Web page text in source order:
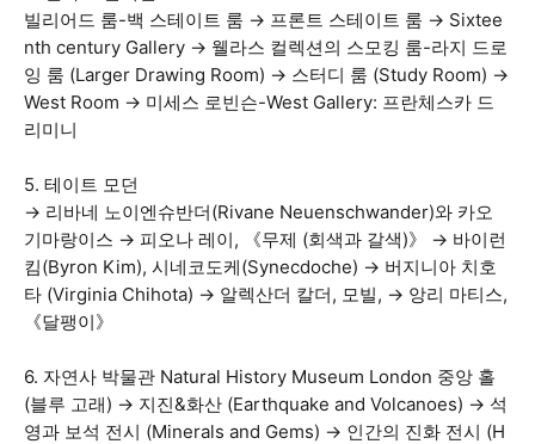
빌리어드 룸-백 스테이트 룸 → 프론트 스테이트 룸 → Sixtee
nth century Gallery → 웰라스 컬렉션의 스모킹 룸-라지 드로
잉 룸 (Larger Drawing Room) → 스터디 룸 (Study Room) →
West Room → 미세스 로빈슨-West Gallery: 프란체스카 드
리미니
5. 테이트 모던
→ 리바네 노이엔슈반더(Rivane Neuenschwander)와 카오
기마랑이스 → 피오나 레이, 《무제 (회색과 갈색)》 → 바이런
킴(Byron Kim), 시네코도케(Synecdoche) → 버지니아 치호
타 (Virginia Chihota) → 알렉산더 칼더, 모빌, → 앙리 마티스,
《달팽이》
6. 자연사 박물관 Natural History Museum London 중앙 홀
(블루 고래) → 지진&화산 (Earthquake and Volcanoes) → 석
영과 보석 전시 (Minerals and Gems) → 인간의 진화 전시 (H